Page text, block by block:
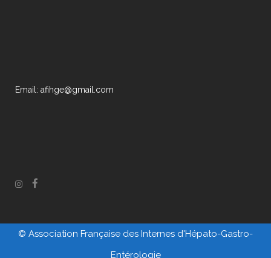
Email: afihge@gmail.com
© Association Française des Internes d'Hépato-Gastro-
Entérologie